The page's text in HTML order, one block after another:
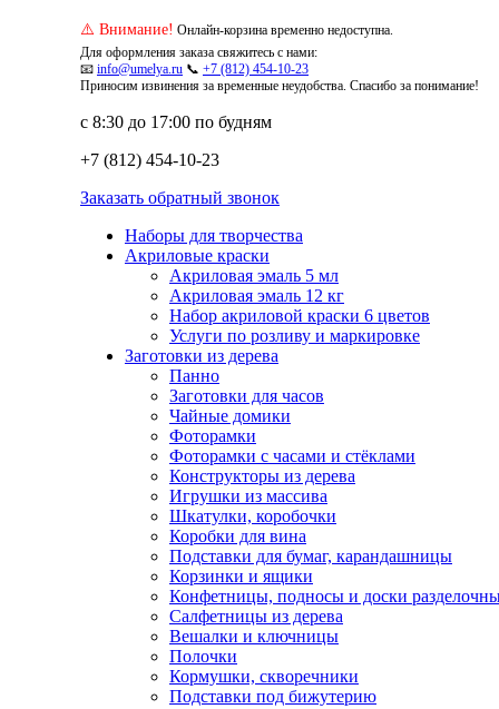
⚠️ Внимание! Онлайн-корзина временно недоступна.
Для оформления заказа свяжитесь с нами:
📧 info@umelya.ru 📞 +7 (812) 454-10-23
Приносим извинения за временные неудобства. Спасибо за понимание!
с 8:30 до 17:00 по будням
+7 (812) 454-10-23
Заказать обратный звонок
Наборы для творчества
Акриловые краски
Акриловая эмаль 5 мл
Акриловая эмаль 12 кг
Набор акриловой краски 6 цветов
Услуги по розливу и маркировке
Заготовки из дерева
Панно
Заготовки для часов
Чайные домики
Фоторамки
Фоторамки с часами и стёклами
Конструкторы из дерева
Игрушки из массива
Шкатулки, коробочки
Коробки для вина
Подставки для бумаг, карандашницы
Корзинки и ящики
Конфетницы, подносы и доски
Салфетницы из дерева
Вешалки и ключницы
Полочки
Кормушки, скворечники
Подставки под бижутерию